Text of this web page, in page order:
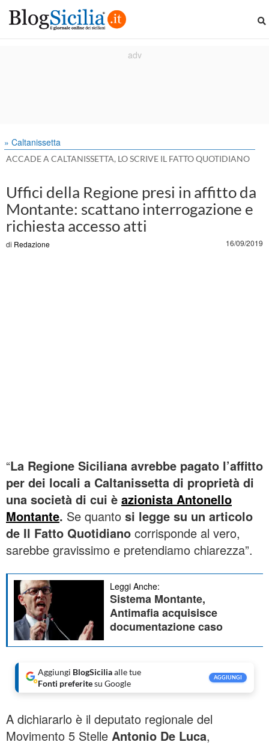
» Caltanissetta
ACCADE A CALTANISSETTA, LO SCRIVE IL FATTO QUOTIDIANO
Uffici della Regione presi in affitto da
Montante: scattano interrogazione e
richiesta accesso atti
di Redazione 16/09/2019
“La Regione Siciliana avrebbe pagato l’affitto
per dei locali a Caltanissetta di proprietà di
una società di cui è azionista Antonello
Montante. Se quanto si legge su un articolo
de Il Fatto Quotidiano corrisponde al vero,
sarebbe gravissimo e pretendiamo chiarezza”.
Leggi Anche:
Sistema Montante,
Antimafia acquisisce
documentazione caso
Aggiungi BlogSiciliaalle tue
Fonti preferitesu Google
AGGIUNGI
A dichiararlo è il deputato regionale del
Movimento 5 Stelle Antonio De Luca,